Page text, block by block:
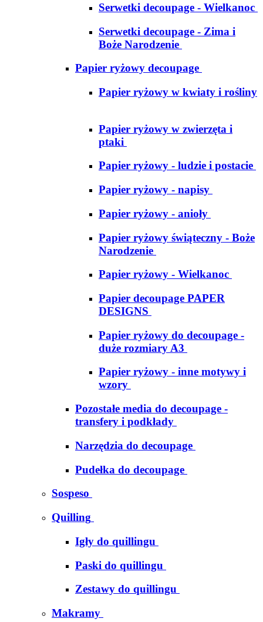
Serwetki decoupage - Wielkanoc
Serwetki decoupage - Zima i
Boże Narodzenie
Papier ryżowy decoupage
Papier ryżowy w kwiaty i rośliny
Papier ryżowy w zwierzęta i
ptaki
Papier ryżowy - ludzie i postacie
Papier ryżowy - napisy
Papier ryżowy - anioły
Papier ryżowy świąteczny - Boże
Narodzenie
Papier ryżowy - Wielkanoc
Papier decoupage PAPER
DESIGNS
Papier ryżowy do decoupage -
duże rozmiary A3
Papier ryżowy - inne motywy i
wzory
Pozostałe media do decoupage -
transfery i podkłady
Narzędzia do decoupage
Pudełka do decoupage
Sospeso
Quilling
Igły do quillingu
Paski do quillingu
Zestawy do quillingu
Makramy